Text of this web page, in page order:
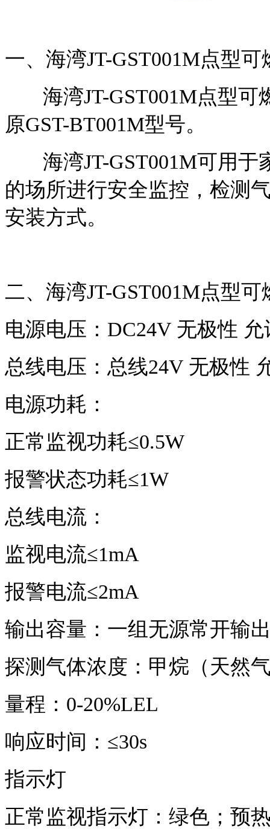
一、海湾JT-GST001M点型
海湾JT-GST001M点型可
原GST-BT001M型号。
海湾JT-GST001M可用于
的场所进行安全监控，检测
安装方式。
二、海湾JT-GST001M点型
电源电压：DC24V 无极性
总线电压：总线24V 无极性
电源功耗 ：
正常监视功耗≤0.5W
报警状态功耗≤1W
总线电流：
监视电流≤1mA
报警电流≤2mA
输出容量：一组无源常开输
探测气体浓度：甲烷（天然
量程：0-20%LEL
响应时间：≤30s
指示灯
正常监视指示灯：绿色；预